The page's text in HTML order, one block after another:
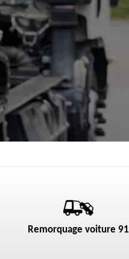
Remorquage voiture 91